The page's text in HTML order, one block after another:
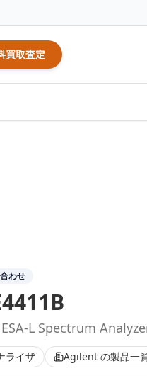
買取査定
わせ
L Spectrum
ライザ Agilent の製品一